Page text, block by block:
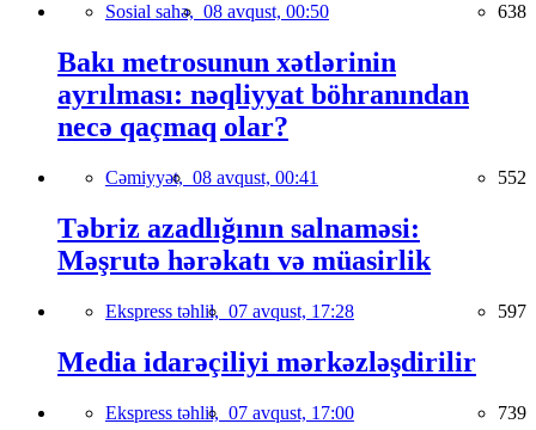
Sosial sahə, 08 avqust, 00:50 638
Bakı metrosunun xətlərinin
ayrılması: nəqliyyat böhranından
necə qaçmaq olar?
Cəmiyyət, 08 avqust, 00:41 552
Təbriz azadlığının salnaməsi:
Məşrutə hərəkatı və müasirlik
Ekspress təhlil, 07 avqust, 17:28 597
Media idarəçiliyi mərkəzləşdirilir
Ekspress təhlil, 07 avqust, 17:00 739